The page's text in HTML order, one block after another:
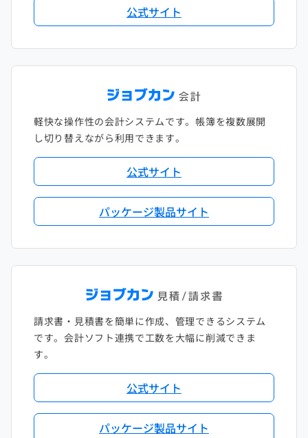
公式サイト
軽快な操作性の会計システムです。帳簿を複数展開
し切り替えながら利用できます。
公式サイト
パッケージ製品サイト
請求書・見積書を簡単に作成、管理できるシステム
です。会計ソフト連携で工数を大幅に削減できま
す。
公式サイト
パッケージ製品サイト